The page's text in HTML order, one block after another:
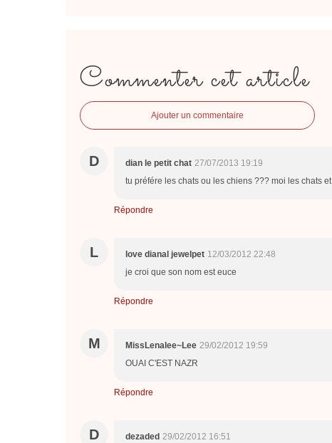
Commenter cet article
Ajouter un commentaire
D dian le petit chat 27/07/2013 19:19
tu préfére les chats ou les chiens ??? moi les chats
Répondre
L love dianal jewelpet 12/03/2012 22:48
je croi que son nom est euce
Répondre
M MissLenalee~Lee 29/02/2012 19:59
OUAI C'EST NAZR
Répondre
D dezaded 29/02/2012 16:51